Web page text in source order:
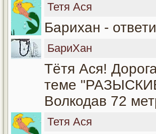
Тетя Ася
Барихан -
БариХан
Тётя Ася!
теме
Волкодав 72
Тетя Ася